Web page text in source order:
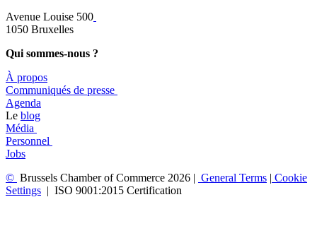
Avenue Louise 500
​1050 Bruxelles
Qui sommes-nous ?
À propos
​​Communiqués de presse
​Agenda
​​Le blog
​Média
Personnel
Jobs
© Brussels Chamber of Commerce 2026 | General Terms
Cookie
Settings
ISO 9001:2015 Certification